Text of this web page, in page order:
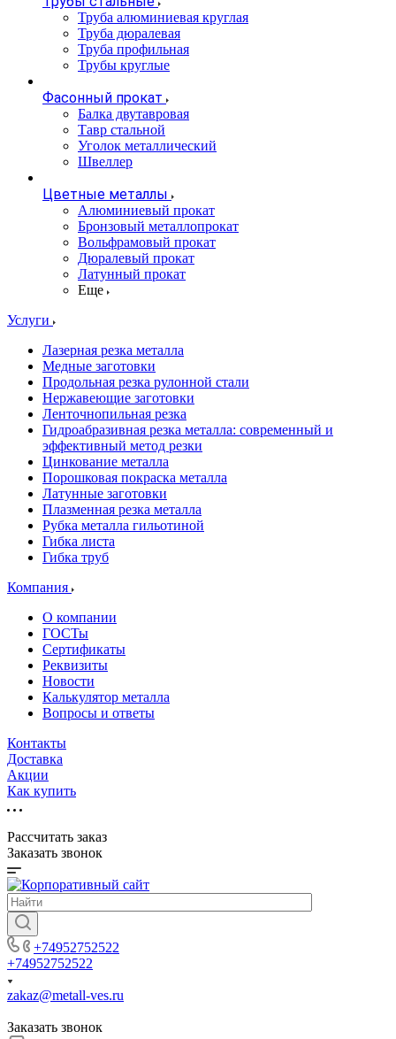
Труба алюминиевая круглая
Труба дюралевая
Труба профильная
Трубы круглые
Фасонный прокат
Балка двутавровая
Тавр стальной
Уголок металлический
Швеллер
Цветные металлы
Алюминиевый прокат
Бронзовый металлопрокат
Вольфрамовый прокат
Дюралевый прокат
Латунный прокат
Еще
Услуги
Лазерная резка металла
Медные заготовки
Продольная резка рулонной стали
Нержавеющие заготовки
Ленточнопильная резка
Гидроабразивная резка металла: современный и
эффективный метод резки
Цинкование металла
Порошковая покраска металла
Латунные заготовки
Плазменная резка металла
Рубка металла гильотиной
Гибка листа
Гибка труб
Компания
О компании
ГОСТы
Сертификаты
Реквизиты
Новости
Калькулятор металла
Вопросы и ответы
Контакты
Доставка
Акции
Как купить
Рассчитать заказ
Заказать звонок
+74952752522
+74952752522
zakaz@metall-ves.ru
Заказать звонок